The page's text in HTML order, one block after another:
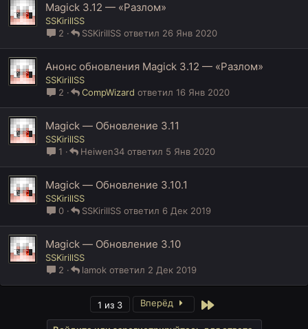
Magick 3.12 — «Разлом»
SSKirillSS
2
26 Янв 2020
SSKirillSS
Анонс обновления Magick 3.12 — «Разлом»
SSKirillSS
2
16 Янв 2020
CompWizard
Magick — Обновление 3.11
SSKirillSS
1
5 Янв 2020
Heiwen34
Magick — Обновление 3.10.1
SSKirillSS
0
6 Дек 2019
SSKirillSS
Magick — Обновление 3.10
SSKirillSS
2
2 Дек 2019
lamok
1 из 3 Вперёд Last